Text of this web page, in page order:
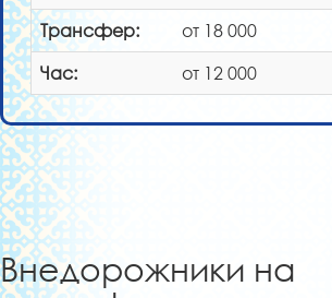
Трансфер:
от 18 000
Час:
от 12 000
Внедорожники на